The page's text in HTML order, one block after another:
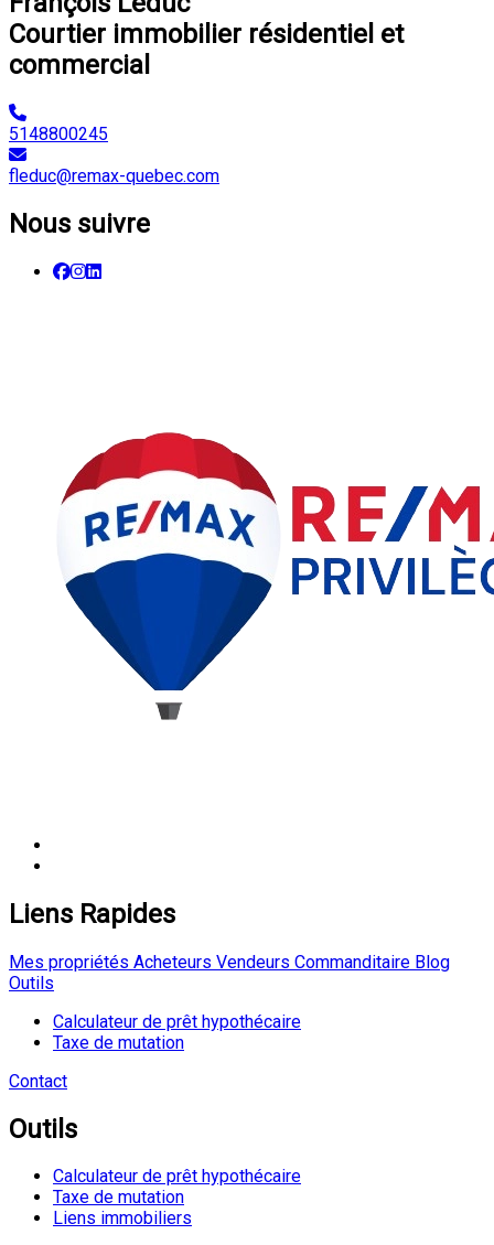
Courtier immobilier résidentiel et
commercial
5148800245
fleduc@remax-quebec.com
Nous suivre
Liens Rapides
Mes propriétés Acheteurs Vendeurs Commanditaire Blog
Outils
Calculateur de prêt hypothécaire
Taxe de mutation
Contact
Outils
Calculateur de prêt hypothécaire
Taxe de mutation
Liens immobiliers